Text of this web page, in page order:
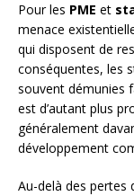
Pour les PME et
menace
qui disposent de
conséquentes, les
souvent démunies
est d’autant plus
généralement
développement
Au-delà des pertes